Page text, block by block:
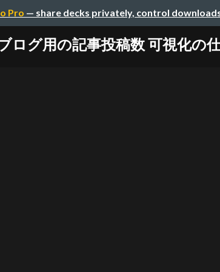
Pro — share decks privately, control
ログ用の記事投稿数 可視化の